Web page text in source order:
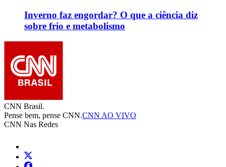
Inverno faz engordar? O que a ciência diz
sobre frio e metabolismo
CNN Brasil.
Pense bem, pense CNN.CNN AO VIVO
CNN Nas Redes